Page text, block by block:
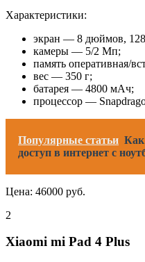
Характеристики:
экран — 8 дюймов,
камеры — 5/2 Мп;
память оперативная/
вес — 350 г;
батарея — 4800 мАч;
процессор —
Популярные статьи Как
доступ в интернет с
Цена: 46000 руб.
2
Xiaomi mi Pad 4 Plus